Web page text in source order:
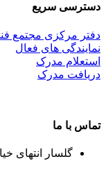
دسترسی سریع
دفتر مرکزی مجتمع
نمایندگی های فعال
استعلام مدرک
دریافت مدرک
تماس با ما
گلسار انتهای